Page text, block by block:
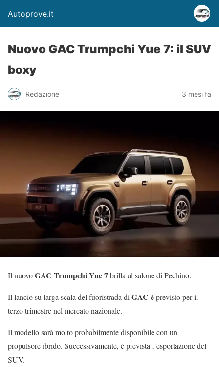
Autoprove.it
Nuovo GAC Trumpchi Yue 7: il SUV
boxy
Redazione 3 mesi fa
Il nuovoGAC Trumpchi Yue 7brilla al salone di Pechino.
Il lancio su larga scala del fuoristrada di GAC è previsto per il
terzo trimestre nel mercato nazionale.
Il modello sarà molto probabilmente disponibile con un
propulsore ibrido. Successivamente, è prevista l’esportazione del
SUV.